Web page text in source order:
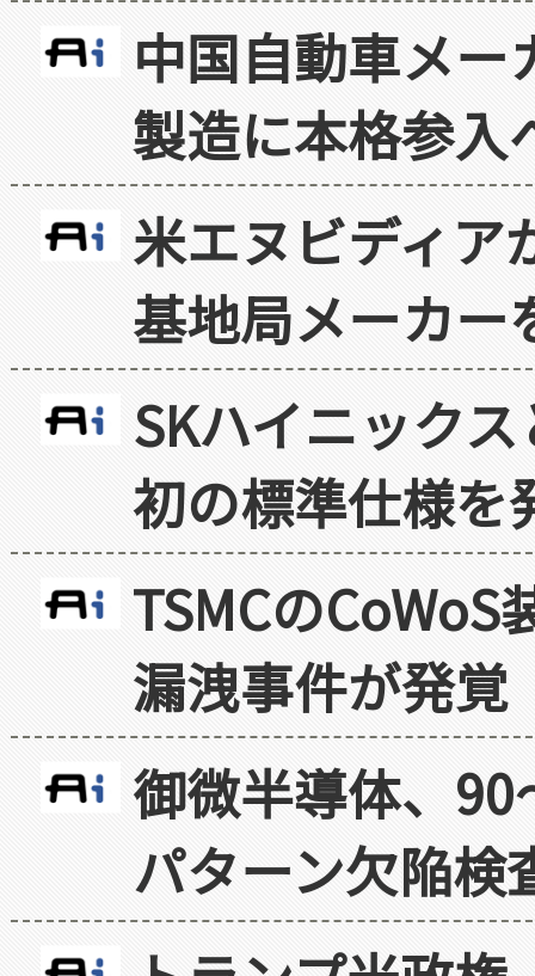
中国自動車メ
製造に本格参入
米エヌビディア
基地局メーカー
SKハイニック
初の標準仕様を
TSMCの
漏洩事件が発覚
御微半導体、
パターン欠陥検